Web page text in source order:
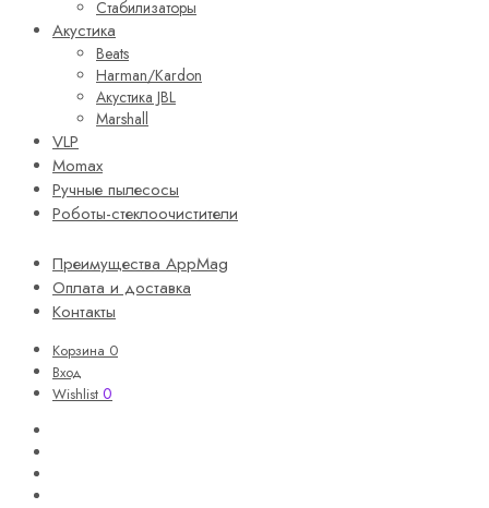
Стабилизаторы
Акустика
Beats
Harman/Kardon
Акустика JBL
Marshall
VLP
Momax
Ручные пылесосы
Роботы-стеклоочистители
Преимущества AppMag
Оплата и доставка
Контакты
Корзина 0
Вход
Wishlist 0